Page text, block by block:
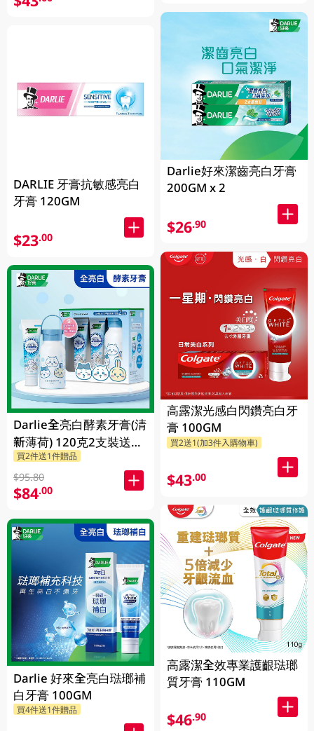
DARLIE 牙膏抗敏感亮白
牙膏 120GM
$23.00
Darlie全亮白酵素牙膏(清
新薄荷) 120克2支裝送
Chiikawa便攜不鏽鋼杯
1PK
買2件送1件贈品
$95.80
$84.00
Darlie 好來全亮白琺瑯補
白牙膏 100GM
買4件送1件贈品
Darlie好來潔齒亮白牙膏
200GM x 2
$26.90
高露潔光感白閃鑽亮白牙
膏 100GM
買2送1(加3件入購物車)
$43.00
高露潔全效專業護齦琺瑯
質牙膏 110GM
$46.90